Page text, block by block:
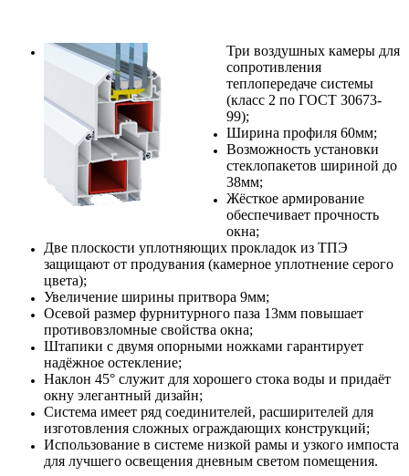
Три воздушных камеры для
сопротивления
теплопередаче системы
(класс 2 по ГОСТ 30673-
99);
Ширина профиля 60мм;
Возможность установки
стеклопакетов шириной до
38мм;
Жёсткое армирование
обеспечивает прочность
окна;
Две плоскости уплотняющих прокладок из ТПЭ
защищают от продувания (камерное уплотнение серого
цвета);
Увеличение ширины притвора 9мм;
Осевой размер фурнитурного паза 13мм повышает
противовзломные свойства окна;
Штапики с двумя опорными ножками гарантирует
надёжное остекление;
Наклон 45° служит для хорошего стока воды и придаёт
окну элегантный дизайн;
Система имеет ряд соединителей, расширителей для
изготовления сложных ограждающих конструкций;
Использование в системе низкой рамы и узкого импоста
для лучшего освещения дневным светом помещения.